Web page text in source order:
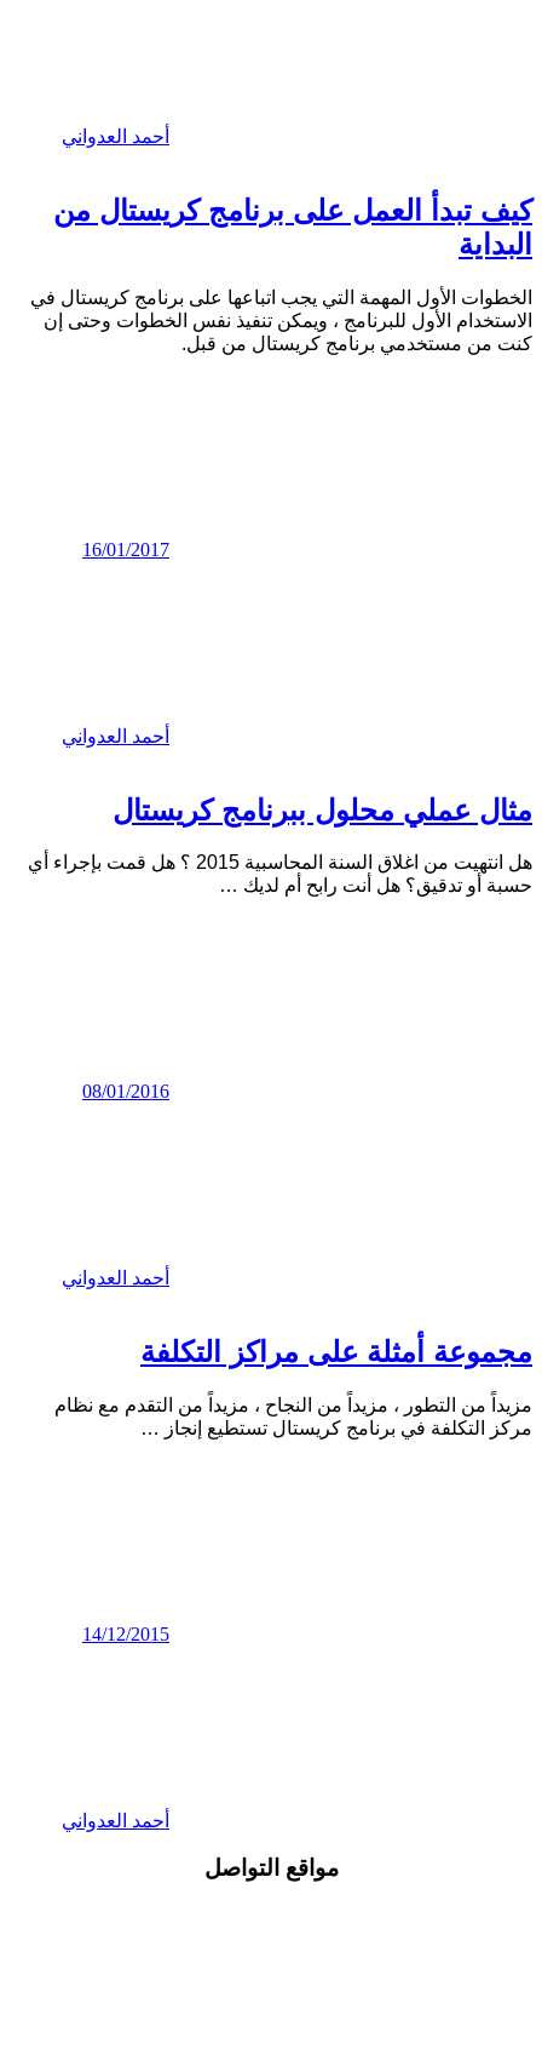
أحمد العدواني
كيف تبدأ العمل على برنامج كريستال من
البداية
الخطوات الأول المهمة التي يجب اتباعها على برنامج كريستال في
الاستخدام الأول للبرنامج ، ويمكن تنفيذ نفس الخطوات وحتى إن
كنت من مستخدمي برنامج كريستال من قبل.
16/01/2017
أحمد العدواني
مثال عملي محلول ببرنامج كريستال
هل انتهيت من اغلاق السنة المحاسبية 2015 ؟ هل قمت بإجراء أي
حسبة أو تدقيق؟ هل أنت رابح أم لديك …
08/01/2016
أحمد العدواني
مجموعة أمثلة على مراكز التكلفة
مزيداً من التطور ، مزيداً من النجاح ، مزيداً من التقدم مع نظام
مركز التكلفة في برنامج كريستال تستطيع إنجاز …
14/12/2015
أحمد العدواني
مواقع التواصل